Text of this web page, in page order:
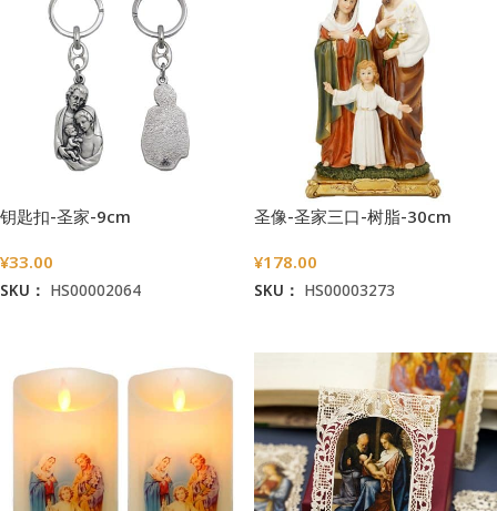
钥匙扣-圣家-9cm
¥33.00
SKU： HS00002064
圣像-圣家三口-树脂-30cm
¥178.00
SKU： HS00003273